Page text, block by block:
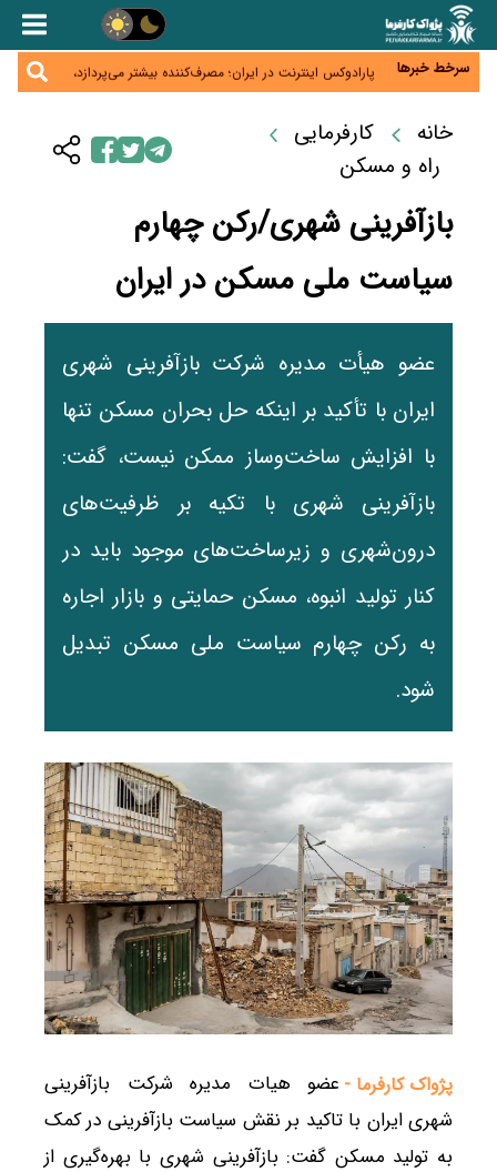
سرخط خبرها
زائران اربعین نگران ارز باقی‌مانده نباشند؛ خرید دینار در
جنگ کریدورها وارد فاز جدید شد؛ سرمایه‌گذاری ۳۴۵
میلیارد دلاری اوراسیا تا ۲۰۳۵
پارادوکس اینترنت در ایران؛ مصرف‌کننده بیشتر می‌پردازد،
شبکه کمتر توسعه می‌یابد
جدید سیاست‌های مالیاتی در حمایت از تولید
معمای تأمین ۸۰ همت معوقات بازنشستگان؛ بانک رفاه
وارد میدان شد
خانه
کارفرمایی
راه و مسکن
بازآفرینی شهری/رکن چهارم
سیاست ملی مسکن در ایران
عضو هیأت مدیره شرکت بازآفرینی شهری
ایران با تأکید بر اینکه حل بحران مسکن تنها
با افزایش ساخت‌وساز ممکن نیست، گفت:
بازآفرینی شهری با تکیه بر ظرفیت‌های
درون‌شهری و زیرساخت‌های موجود باید در
کنار تولید انبوه، مسکن حمایتی و بازار اجاره
به رکن چهارم سیاست ملی مسکن تبدیل
شود.
پژواک کارفرما - عضو هیات مدیره شرکت بازآفرینی
شهری ایران با تاکید بر نقش سیاست بازآفرینی در کمک
به تولید مسکن گفت: بازآفرینی شهری با بهره‌گیری از